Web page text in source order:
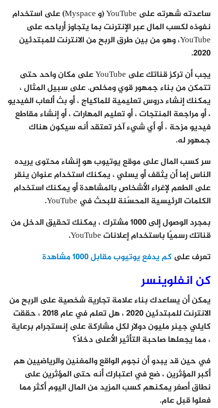
ساعدته شهرته على YouTube (و Myspace) على استخدام
نفوذه لكسب المال عبر الإنترنت بما يتجاوز أرباحه على
YouTube، وهو من بين طرق الربح من الانترنت للمبتدئين
2020.
يجب أن تركز قناتك على YouTube على مكان واحد حتى
تتمكن من بناء جمهور قوي ومخلص. على سبيل المثال ،
يمكنك إنشاء دروس تعليمية للماكياج ، أو بث ألعاب الفيديو
، أو مراجعة المنتجات ، أو تعليم المهارات ، أو إنشاء مقاطع
فيديو مزحة ، أو أي شيء آخر تعتقد أنه سيكون هناك
جمهور له.
سر كسب المال على موقع يوتيوب هو إنشاء محتوى يريده
الناس إما أن يثقف أو يسلي ، يمكنك استخدام عنوان ينقر
على الطعم لإغراء الأشخاص بالمشاهدة أو يمكنك استخدام
الكلمات الرئيسية المحسّنة للبحث في YouTube.
بمجرد الوصول إلى 1000 مشترك ، يمكنك تحقيق الدخل من
قناتك رسميًا باستخدام إعلانات YouTube.
تعرف علىكم يدفع يوتيوب مقابل 1000 مشاهدة
كن انفلوينسر
يمكن أن يساعدك بناء علامة تجارية شخصية على الربح من
الانترنت للمبتدئين 2020 ، هل تعلم في عام 2018 ، حققت
كايلي جينر مليون دولار لكل مشاركة على إنستجرام برعاية
، مما يجعلها صاحبة التأثير الأعلى دخلاً؟
في حين قد يبدو أن نجوم الواقع والمغنين والرياضيين هم
أكبر المؤثرين ، ضع في اعتبارك أنه حتى المؤثرين على
نطاق أصغر يمكنهم كسب المزيد من المال اليوم أكثر مما
فعلوا قبل عام.